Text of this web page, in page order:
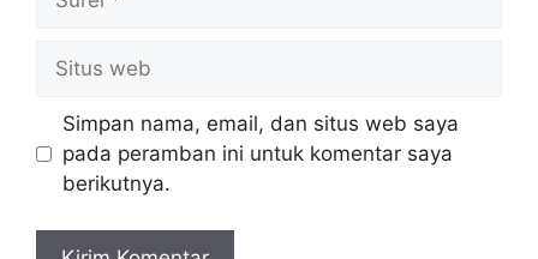
Situs
web
Simpan nama, email, dan situs web saya
pada peramban ini untuk komentar saya
berikutnya.